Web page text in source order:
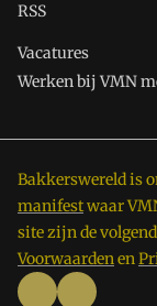
RSS
Vacatures
Werken bij VMN
Bakkerswereld is
manifestwaar
site zijn de
Voorwaardenen